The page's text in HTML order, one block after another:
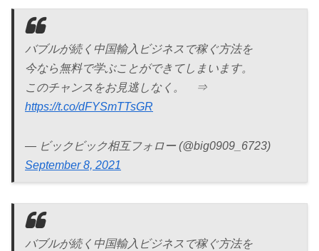
バブルが続く中国輸入ビジネスで稼ぐ方法を
今なら無料で学ぶことができてしまいます。
このチャンスをお見逃しなく。 ⇒
https://t.co/dFYSmTTsGR
— ビックビック相互フォロー (@big0909_6723)
September 8, 2021
バブルが続く中国輸入ビジネスで稼ぐ方法を